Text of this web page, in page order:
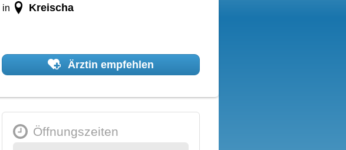
in Kreischa
Ärztin empfehlen
Öffnungszeiten